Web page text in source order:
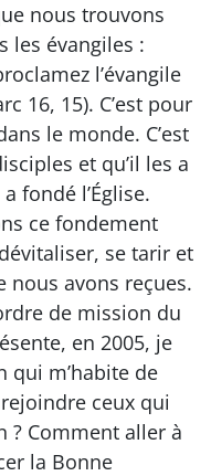
nous trouvons
les évangiles :
l’évangile
16, 15). C’est pour
le monde. C’est
et qu’il les a
fondé l’Église.
ce fondement
se tarir et
nous avons reçues.
de mission du
en 2005, je
qui m’habite de
ceux qui
? Comment aller à
la Bonne